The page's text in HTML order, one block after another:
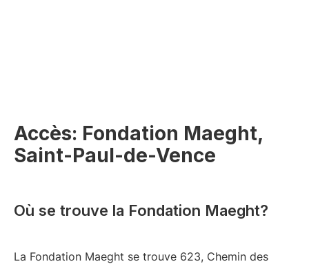
Accès: Fondation Maeght,
Saint-Paul-de-Vence
Où se trouve la Fondation Maeght?
La Fondation Maeght se trouve 623, Chemin des